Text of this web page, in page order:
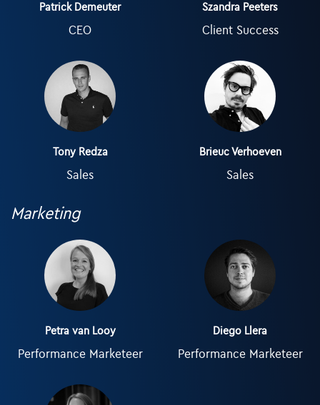
Patrick Demeuter
CEO
Szandra Peeters
Client Success
Tony Redza
Sales
Brieuc Verhoeven
Sales
Marketing
Petra van Looy
Performance Marketeer
Diego Llera
Performance Marketeer